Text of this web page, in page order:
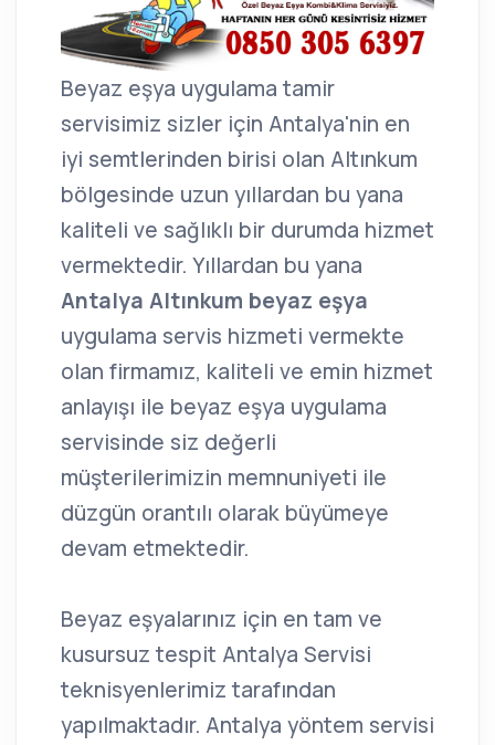
Beyaz eşya uygulama tamir
servisimiz sizler için Antalya'nin en
iyi semtlerinden birisi olan Altınkum
bölgesinde uzun yıllardan bu yana
kaliteli ve sağlıklı bir durumda hizmet
vermektedir. Yıllardan bu yana
Antalya Altınkum beyaz eşya
uygulama servis hizmeti vermekte
olan firmamız, kaliteli ve emin hizmet
anlayışı ile beyaz eşya uygulama
servisinde siz değerli
müşterilerimizin memnuniyeti ile
düzgün orantılı olarak büyümeye
devam etmektedir.
Beyaz eşyalarınız için en tam ve
kusursuz tespit Antalya Servisi
teknisyenlerimiz tarafından
yapılmaktadır. Antalya yöntem servisi